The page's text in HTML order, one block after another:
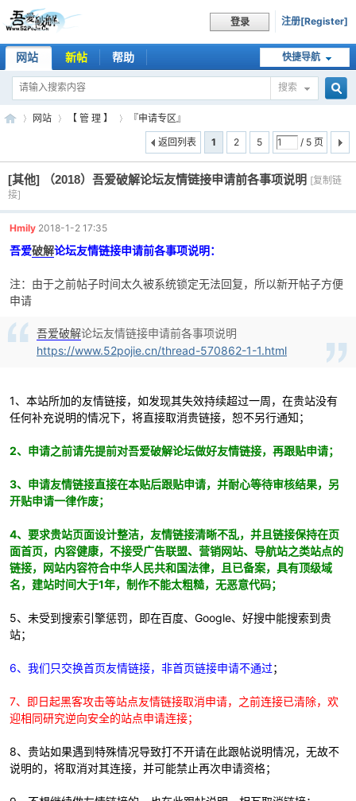
登录 注册[Register]
快捷导航
网站 新帖 帮助
搜索
索
吾
爱
破
解
»
网站
›
【 管 理 】
›
『申请专区』
1
2 5 / 5 页
返回列表
[其他] （2018）吾爱破解论坛友情链接申请前各事项说明 [复制链
接]
Hmily 2018-1-2 17:35
吾爱破解论坛友情链接申请前各事项说明：
注：由于之前帖子时间太久被系统锁定无法回复，所以新开帖子方便
申请
吾爱破解论坛友情链接申请前各事项说明
https://www.52pojie.cn/thread-570862-1-1.html
1、本站所加的友情链接，如发现其失效持续超过一周，在贵站没有
任何补充说明的情况下，将直接取消贵链接，恕不另行通知；
2、申请之前请先提前对吾爱破解论坛做好友情链接，再跟贴申请；
3、申请友情链接直接在本贴后跟贴申请，并耐心等待审核结果，另
开贴申请一律作废；
4、要求贵站页面设计整洁，友情链接清晰不乱，并且链接保持在页
面首页，内容健康，不接受广告联盟、营销网站、导航站之类站点的
链接，网站内容符合中华人民共和国法律，且已备案，具有顶级域
名，建站时间大于1年，制作不能太粗糙，无恶意代码；
5、未受到搜索引擎惩罚，即在百度、Google、好搜中能搜索到贵
站；
6、我们只交换首页友情链接，非首页链接申请不通过；
7、即日起黑客攻击等站点友情链接取消申请，之前连接已清除，欢
迎相同研究逆向安全的站点申请连接；
8、贵站如果遇到特殊情况导致打不开请在此跟帖说明情况，无故不
说明的，将取消对其连接，并可能禁止再次申请资格；